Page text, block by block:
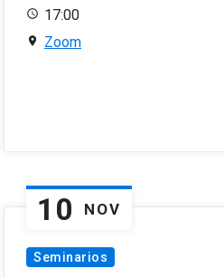
17:00
Zoom
10 NOV
Seminarios